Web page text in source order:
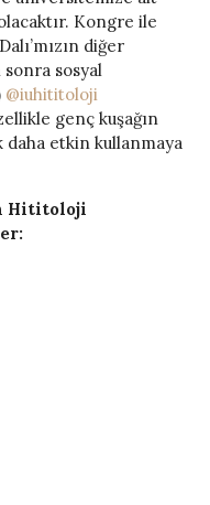
Kongre ile
diğer
sosyal
@iuhititoloji
genç kuşağın
daha etkin kullanmaya
Hititoloji